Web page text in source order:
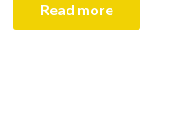
Read more